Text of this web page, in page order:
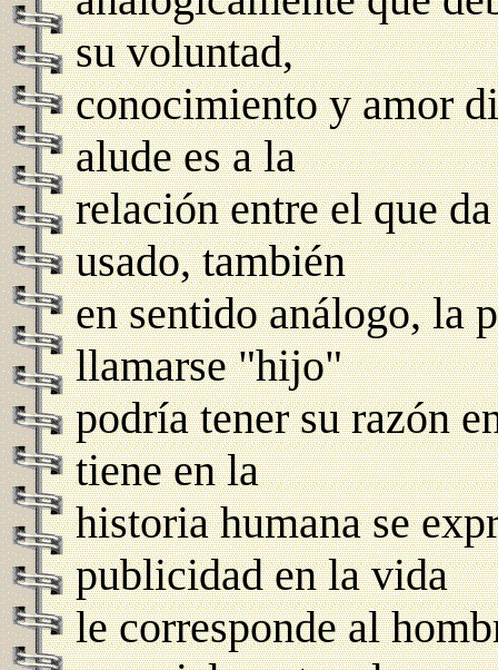
su voluntad,
conocimiento y amor
alude es a la
relación entre el que
usado, también
en sentido análogo, la
llamarse "hijo"
podría tener su razón
tiene en la
historia humana se
publicidad en la vida
le corresponde al